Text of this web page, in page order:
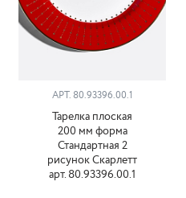
АРТ. 80.93396.00.1
Тарелка плоская
200 мм форма
Стандартная 2
рисунок Скарлетт
арт. 80.93396.00.1